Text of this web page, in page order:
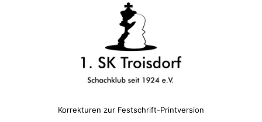
Korrekturen zur Festschrift-Printversion